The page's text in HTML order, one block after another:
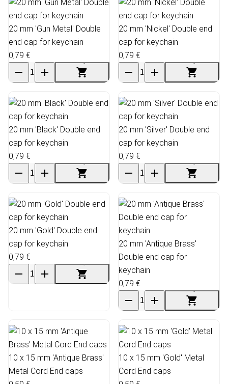
20 mm 'Gun Metal' Double
end cap for keychain
0,79 €
20 mm 'Nickel' Double end
cap for keychain
0,79 €
20 mm 'Black' Double end
cap for keychain
0,79 €
20 mm 'Silver' Double end
cap for keychain
0,79 €
20 mm 'Gold' Double end
cap for keychain
0,79 €
20 mm 'Antique Brass'
Double end cap for
keychain
0,79 €
10 x 15 mm 'Antique Brass'
Metal Cord End caps
10 x 15 mm 'Gold' Metal
Cord End caps